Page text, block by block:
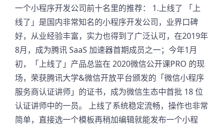
一个小程序开发公司前十名里的推荐： 1.上线了 「上
线了」是国内非常知名的小程序开发公司，业界口碑
好，从业经验丰富，实力也得到了广泛认可，在2019年
8月，成为腾讯 SaaS 加速器首期成员之一；今年1月
初，「上线了」产品总监在 2020微信公开课PRO 的现
场，荣获腾讯大学&微信开放平台颁发的「微信小程序
服务商认证讲师」的证书，成为微信生态中首批 18 位
认证讲师中的一员。 上线了系统稳定流畅，操作也非常
简单，直接选一个模板再稍加编辑就能发布一个小程